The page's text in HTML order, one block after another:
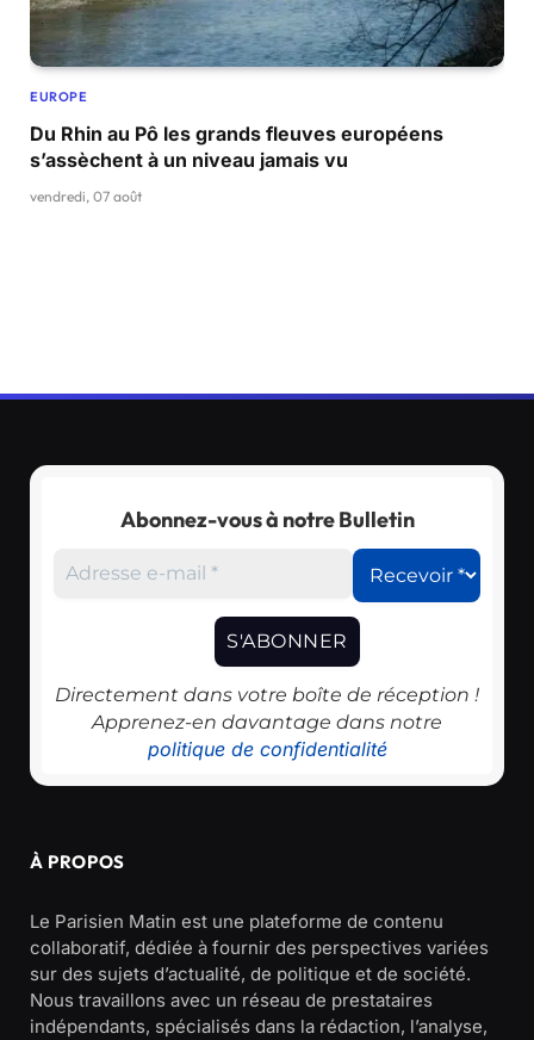
EUROPE
Du Rhin au Pô les grands fleuves européens
s’assèchent à un niveau jamais vu
vendredi, 07 août
Abonnez-vous à notre Bulletin
Directement dans votre boîte de réception !
Apprenez-en davantage dans notre
politique de confidentialité
À PROPOS
Le Parisien Matin est une plateforme de contenu
collaboratif, dédiée à fournir des perspectives variées
sur des sujets d’actualité, de politique et de société.
Nous travaillons avec un réseau de prestataires
indépendants, spécialisés dans la rédaction, l’analyse,